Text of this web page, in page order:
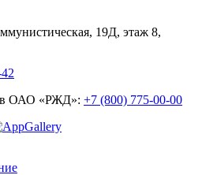
19Д, этаж 8,
ОАО «РЖД»: +7 (800) 775-00-00